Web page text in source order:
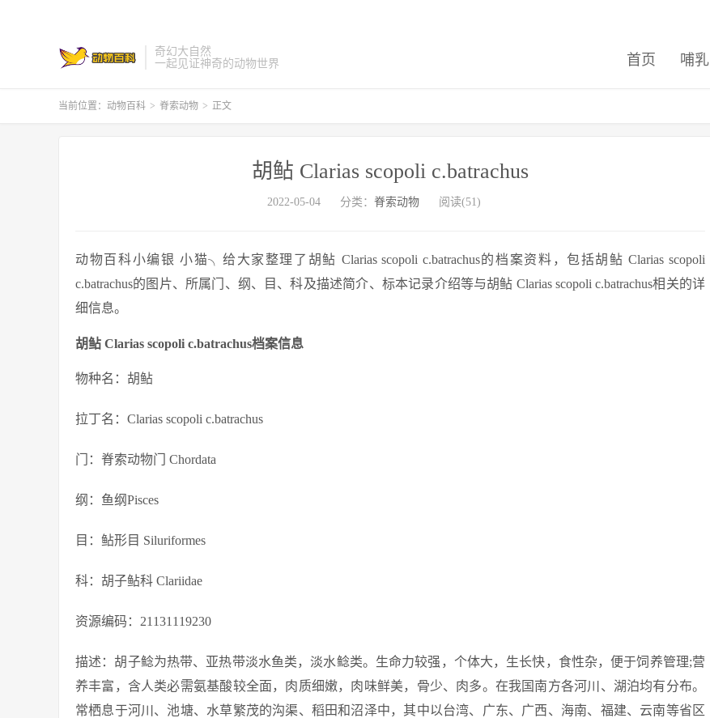
奇幻大自然
一起见证神奇的动物世界
首页 哺乳
当前位置： 动物百科 > 脊索动物 > 正文
胡鲇 Clarias scopoli c.batrachus
2022-05-04 分类： 脊索动物 阅读(51)
动物百科小编银 小猫╮给大家整理了胡鲇 Clarias scopoli c.batrachus的档案资料，包括胡鲇 Clarias scopoli
c.batrachus的图片、所属门、纲、目、科及描述简介、标本记录介绍等与胡鲇 Clarias scopoli c.batrachus相关的详
细信息。
胡鲇 Clarias scopoli c.batrachus档案信息
物种名：胡鲇
拉丁名：Clarias scopoli c.batrachus
门：脊索动物门 Chordata
纲：鱼纲Pisces
目：鲇形目 Siluriformes
科：胡子鲇科 Clariidae
资源编码：21131119230
描述：胡子鲶为热带、亚热带淡水鱼类，淡水鲶类。生命力较强，个体大，生长快，食性杂，便于饲养管理;营
养丰富，含人类必需氨基酸较全面，肉质细嫩，肉味鲜美，骨少、肉多。在我国南方各河川、湖泊均有分布。
常栖息于河川、池塘、水草繁茂的沟渠、稻田和沼泽中，其中以台湾、广东、广西、海南、福建、云南等省区